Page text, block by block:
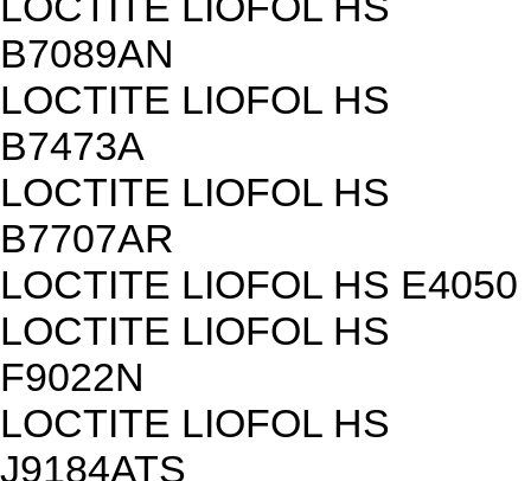
B7089AN
LOCTITE LIOFOL HS
B7473A
LOCTITE LIOFOL HS
B7707AR
LOCTITE LIOFOL HS E4050
LOCTITE LIOFOL HS
F9022N
LOCTITE LIOFOL HS
J9184ATS